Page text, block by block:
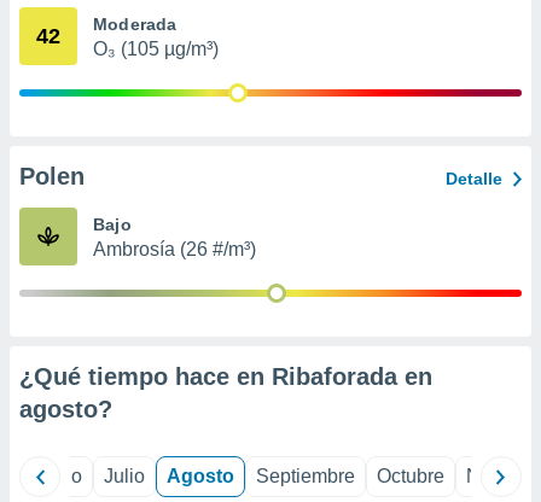
publicidad
de
1199
42 Moderada
O₃ (105 µg/m³)
Polen Detalle
Bajo
Ambrosía (26 #/m³)
¿Qué tiempo hace en Ribaforada en
agosto?
Junio Julio Agosto Septiembre Octubre